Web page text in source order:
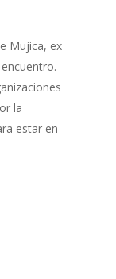
Mujica, ex
la
estar en